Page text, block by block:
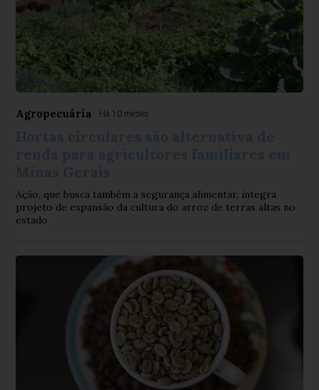
Agropecuária Há 10 meses
Ação, que busca também a segurança alimentar, integra
projeto de expansão da cultura do arroz de terras altas no
estado